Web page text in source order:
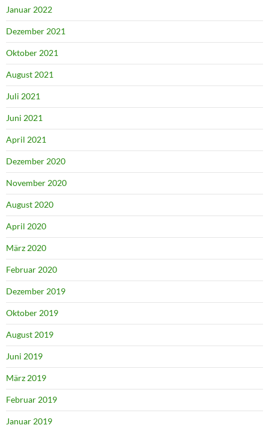
Januar 2022
Dezember 2021
Oktober 2021
August 2021
Juli 2021
Juni 2021
April 2021
Dezember 2020
November 2020
August 2020
April 2020
März 2020
Februar 2020
Dezember 2019
Oktober 2019
August 2019
Juni 2019
März 2019
Februar 2019
Januar 2019